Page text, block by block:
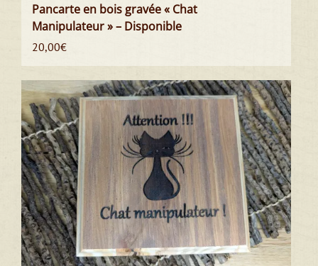
Pancarte en bois gravée « Chat
Manipulateur » – Disponible
20,00€